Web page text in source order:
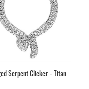
Serpent Clicker - Titan